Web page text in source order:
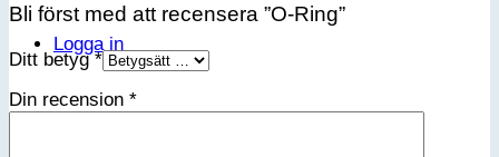
Logga in
Bli först med att recensera ”O-Ring”
Ditt betyg*
Din recension *